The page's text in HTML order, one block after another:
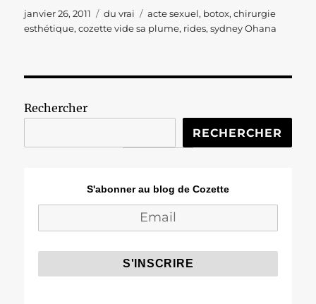
Publié
le
janvier 26, 2011 Catégories
du vrai Étiquettes
acte sexuel, botox,chirurgie
esthétique,cozette vide sa plume, rides,sydney Ohana
Rechercher
RECHERCHER
S'abonner au blog de Cozette